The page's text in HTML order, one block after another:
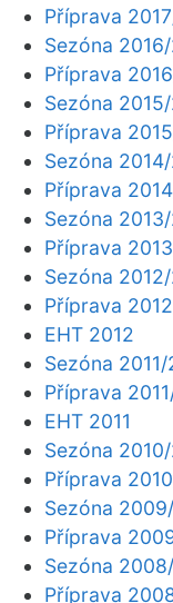
Příprava
Sezóna
Příprava
Sezóna
Příprava
Sezóna
Příprava
Sezóna
Příprava
Sezóna
Příprava
EHT 2012
Sezóna 2011/
Příprava
EHT 2011
Sezóna 2010/
Příprava
Sezóna
Příprava
Sezóna
Příprava